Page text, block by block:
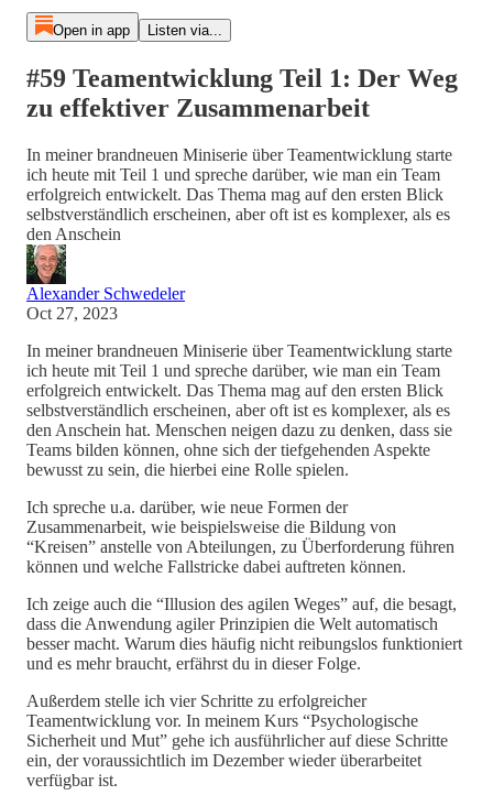
Open in app Listen via...
#59 Teamentwicklung Teil 1: Der Weg
zu effektiver Zusammenarbeit
In meiner brandneuen Miniserie über Teamentwicklung starte
ich heute mit Teil 1 und spreche darüber, wie man ein Team
erfolgreich entwickelt. Das Thema mag auf den ersten Blick
selbstverständlich erscheinen, aber oft ist es komplexer, als es
den Anschein
Alexander Schwedeler
Oct 27, 2023
In meiner brandneuen Miniserie über Teamentwicklung starte
ich heute mit Teil 1 und spreche darüber, wie man ein Team
erfolgreich entwickelt. Das Thema mag auf den ersten Blick
selbstverständlich erscheinen, aber oft ist es komplexer, als es
den Anschein hat. Menschen neigen dazu zu denken, dass sie
Teams bilden können, ohne sich der tiefgehenden Aspekte
bewusst zu sein, die hierbei eine Rolle spielen.
Ich spreche u.a. darüber, wie neue Formen der
Zusammenarbeit, wie beispielsweise die Bildung von
“Kreisen” anstelle von Abteilungen, zu Überforderung führen
können und welche Fallstricke dabei auftreten können.
Ich zeige auch die “Illusion des agilen Weges” auf, die besagt,
dass die Anwendung agiler Prinzipien die Welt automatisch
besser macht. Warum dies häufig nicht reibungslos funktioniert
und es mehr braucht, erfährst du in dieser Folge.
Außerdem stelle ich vier Schritte zu erfolgreicher
Teamentwicklung vor. In meinem Kurs “Psychologische
Sicherheit und Mut” gehe ich ausführlicher auf diese Schritte
ein, der voraussichtlich im Dezember wieder überarbeitet
verfügbar ist.